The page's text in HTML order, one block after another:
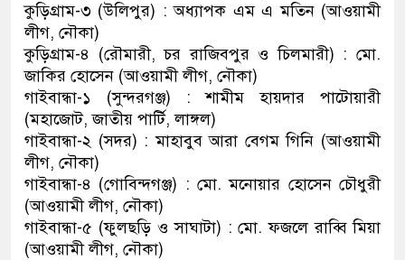
কুড়িগ্রাম-৩ (উলিপুর) : অধ্যাপক এম এ মতিন (আওয়ামী
লীগ, নৌকা)
কুড়িগ্রাম-৪ (রৌমারী, চর রাজিবপুর ও চিলমারী) : মো.
জাকির হোসেন (আওয়ামী লীগ, নৌকা)
গাইবান্ধা-১ (সুন্দরগঞ্জ) : শামীম হায়দার পাটোয়ারী
(মহাজোট, জাতীয় পার্টি, লাঙ্গল)
গাইবান্ধা-২ (সদর) : মাহাবুব আরা বেগম গিনি (আওয়ামী
লীগ, নৌকা)
গাইবান্ধা-৪ (গোবিন্দগঞ্জ) : মো. মনোয়ার হোসেন চৌধুরী
(আওয়ামী লীগ, নৌকা)
গাইবান্ধা-৫ (ফুলছড়ি ও সাঘাটা) : মো. ফজলে রাব্বি মিয়া
(আওয়ামী লীগ, নৌকা)